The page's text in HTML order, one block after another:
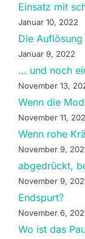
Einsatz mit
Januar 10, 2022
Die
Januar 9, 2022
… und noch
November 13,
Wenn die
November 11,
Wenn rohe
November 9,
abgedrückt,
November 9,
Endspurt?
November 6,
Wo ist das